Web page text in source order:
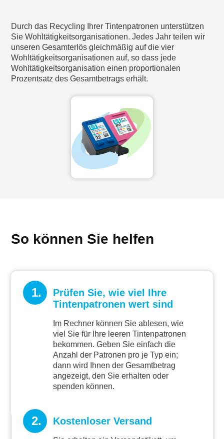
Durch das Recycling Ihrer Tintenpatronen unterstützen
Sie Wohltätigkeitsorganisationen. Jedes Jahr teilen wir
unseren Gesamterlös gleichmäßig auf die vier
Wohltätigkeitsorganisationen auf, so dass jede
Wohltätigkeitsorganisation einen proportionalen
Prozentsatz des Gesamtbetrags erhält.
So können Sie helfen
1.
Prüfen Sie, wie viel Ihre
Tintenpatronen wert sind
Im Rechner können Sie ablesen, wie
viel Sie für Ihre leeren Tintenpatronen
bekommen. Geben Sie einfach die
Anzahl der Patronen pro je Typ ein;
dann wird Ihnen der Gesamtbetrag
angezeigt, den Sie erhalten oder
spenden können.
2. Kostenloser Versand